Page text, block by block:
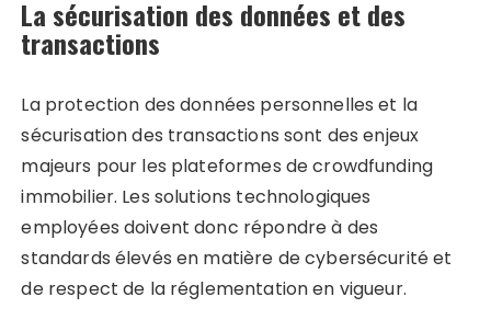
La sécurisation des données et des
transactions
La protection des données personnelles et la
sécurisation des transactions sont des enjeux
majeurs pour les plateformes de crowdfunding
immobilier. Les solutions technologiques
employées doivent donc répondre à des
standards élevés en matière de cybersécurité et
de respect de la réglementation en vigueur.